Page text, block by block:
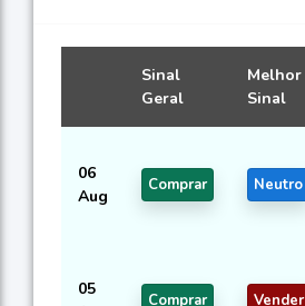
Sinal
Geral
Melhor
Sinal
06
Aug
Comprar Neutro
05
Comprar Vender